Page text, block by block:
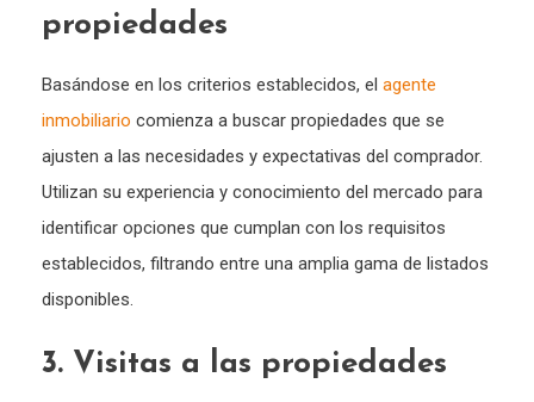
propiedades
Basándose en los criterios establecidos, el agente
inmobiliario comienza a buscar propiedades que se
ajusten a las necesidades y expectativas del comprador.
Utilizan su experiencia y conocimiento del mercado para
identificar opciones que cumplan con los requisitos
establecidos, filtrando entre una amplia gama de listados
disponibles.
3. Visitas a las propiedades